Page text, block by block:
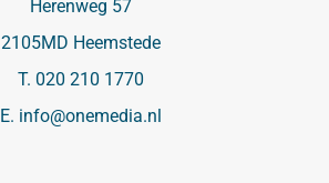
Herenweg 57
2105MD Heemstede
T. 020 210 1770
E. info@onemedia.nl